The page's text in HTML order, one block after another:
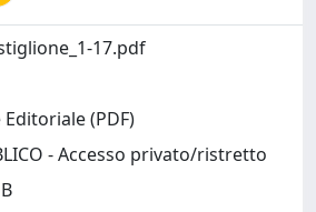
17.pdf
(PDF)
- Accesso privato/ristretto